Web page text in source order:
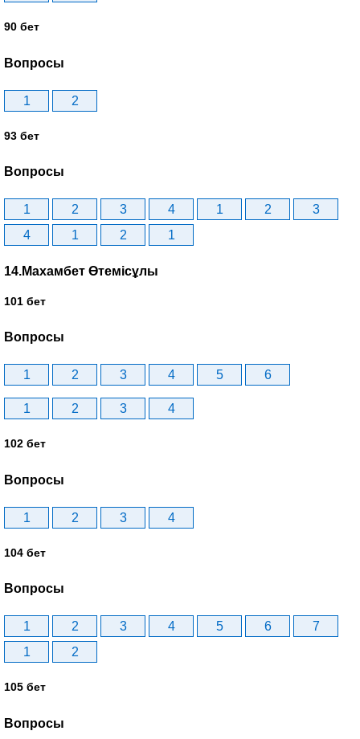
90 бет
Вопросы
1 2
93 бет
Вопросы
1 2 3 4 1 2
3
4
1 2 1
14.Махамбет Өтемісұлы
101 бет
Вопросы
1 2 3 4 5 6
1 2 3 4
102 бет
Вопросы
1 2 3 4
104 бет
Вопросы
1 2 3 4 5 6
7
1
2
105 бет
Вопросы